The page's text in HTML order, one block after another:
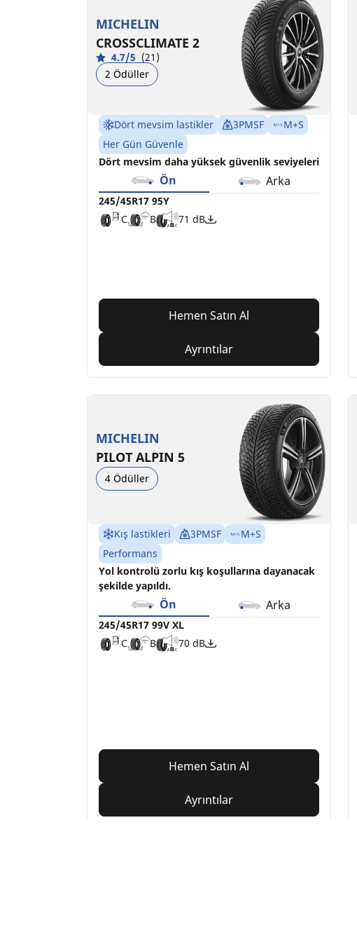
MICHELIN
CROSSCLIMATE 2
4.7/5 (21)
2 Ödüller
Dört mevsim lastikler 3PMSF
M+S
Her Gün Güvenle
Dört mevsim daha yüksek güvenlik seviyeleri
Ön Arka
245/45R17 95Y
C
B 71 dB
Hemen Satın Al
Ayrıntılar
MICHELIN
PILOT ALPIN 5
4 Ödüller
Kış lastikleri 3PMSF
M+S
Performans
Yol kontrolü zorlu kış koşullarına dayanacak
şekilde yapıldı.
Ön Arka
245/45R17 99V XL
C
B 70 dB
Hemen Satın Al
Ayrıntılar